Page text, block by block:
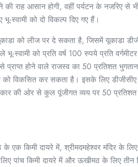
राह आसान होगी, वहीं पर्यटन के नजरिए से
स्वामी को दो विकल्प दिए गए हैं।
को लीज पर दे सकता है, जिसमें यूकाडा
को प्रति वर्ष 100 रुपये प्रति
होने वाले राजस्व का 50 प्रतिशत
को विकसित कर सकता है। इसके लिए
की ओर से कुल पूंजीगत व्यय पर 50 प्रतिशत
किमी दायरे में, श्रीमदमहेश्वर मंदिर के लिए
पांच किमी दायरे में और ऊखीमठ के लिए तीन